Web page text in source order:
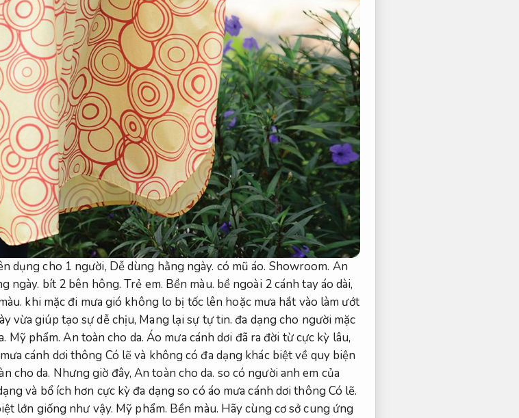
dụng cho 1 người, Dễ dùng hằng ngày. có mũ áo. Showroom. An
ngày. bít 2 bên hông.Trẻ em. Bền màu. bề ngoài 2 cánh tay áo dài,
khi mặc đi mưa gió không lo bị tốc lên hoặc mưa hắt vào làm ướt
vừa giúp tạo sự dễ chịu, Mang lại sự tự tin. đa dạng cho người mặc
Mỹ phẩm. An toàn cho da. Áo mưa cánh dơi đã ra đời từ cực kỳ lâu,
cánh dơi thông Có lẽ và không có đa dạng khác biệt về quy biện
cho da. Nhưng giờ đây,An toàn cho da. so có người anh em của
và bổ ích hơn cực kỳ đa dạng so có áo mưa cánh dơi thông Có lẽ.
lớn giống như vậy. Mỹ phẩm. Bền màu. Hãy cùng cơ sở cung ứng